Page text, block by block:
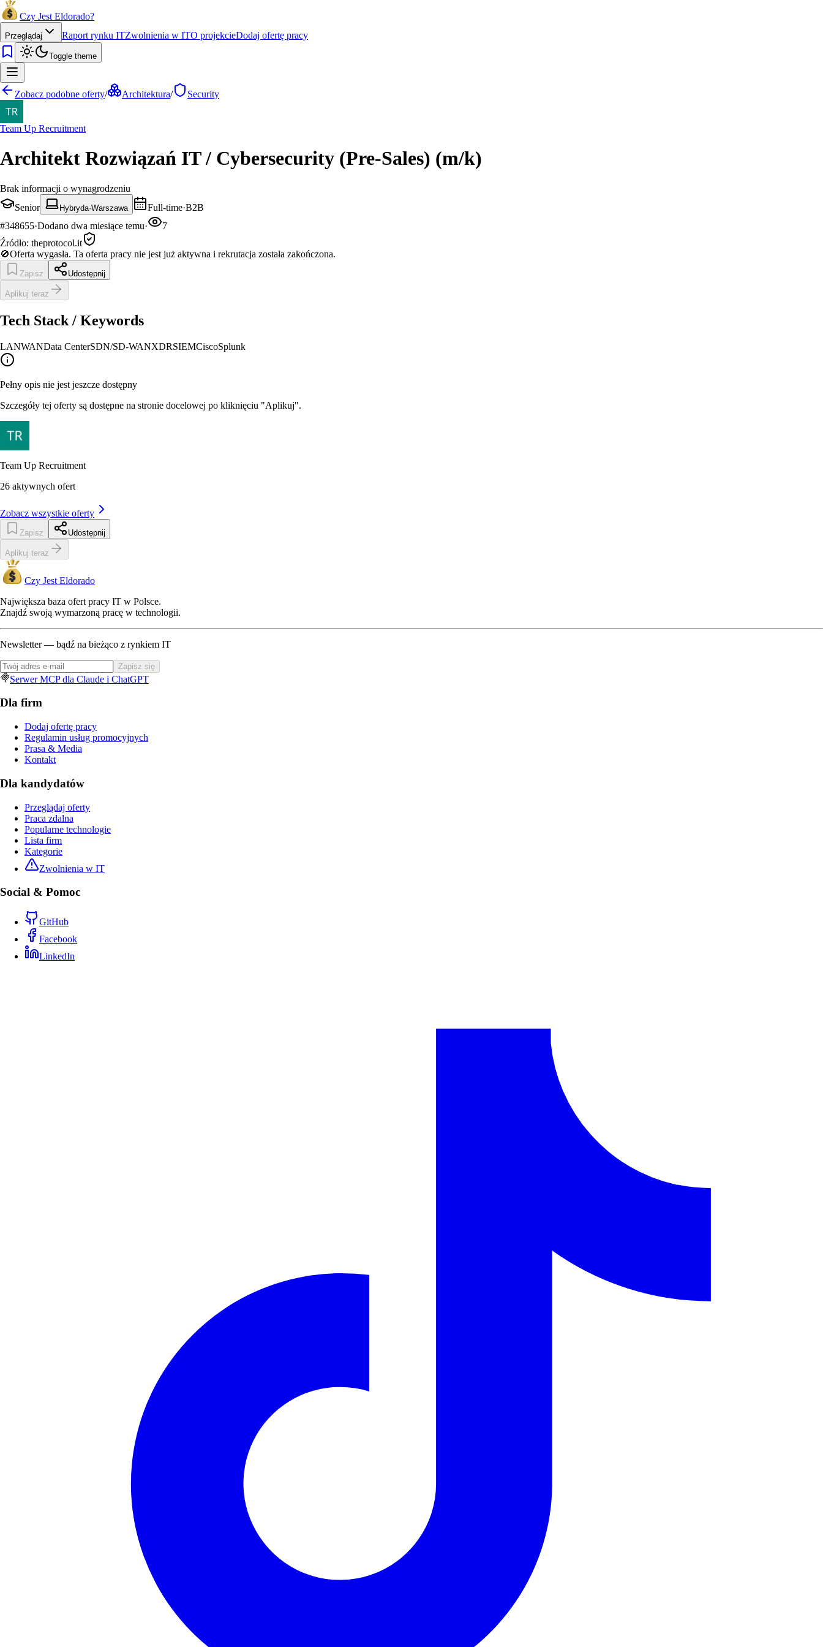
Czy Jest Eldorado?
Przeglądaj Raport rynku ITZwolnienia w ITO projekcieDodaj ofertę pracy
Toggle theme
Zobacz podobne oferty/ Architektura/ Security
Team Up Recruitment
Architekt Rozwiązań IT / Cybersecurity (Pre-Sales) (m/k)
Brak informacji o wynagrodzeniu
Senior
Hybryda·Warszawa Full-time·B2B
#348655·Dodano dwa miesiące temu·
7
Źródło: theprotocol.it
🚫Oferta wygasła. Ta oferta pracy nie jest już aktywna i rekrutacja została zakończona.
Zapisz Udostępnij
Aplikuj teraz
Tech Stack / Keywords
LANWANData CenterSDN/SD-WANXDRSIEMCiscoSplunk
Pełny opis nie jest jeszcze dostępny
Szczegóły tej oferty są dostępne na stronie docelowej po kliknięciu "Aplikuj".
Team Up Recruitment
26 aktywnych ofert
Zobacz wszystkie oferty
Zapisz Udostępnij
Aplikuj teraz
Czy Jest Eldorado
Największa baza ofert pracy IT w Polsce.
Znajdź swoją wymarzoną pracę w technologii.
Newsletter — bądź na bieżąco z rynkiem IT
Zapisz się
Serwer MCP dla Claude i ChatGPT
Dla firm
Dodaj ofertę pracy
Regulamin usług promocyjnych
Prasa & Media
Kontakt
Dla kandydatów
Przeglądaj oferty
Praca zdalna
Popularne technologie
Lista firm
Kategorie
Zwolnienia w IT
Social & Pomoc
GitHub
Facebook
LinkedIn